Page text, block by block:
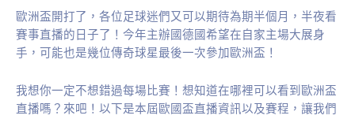
歐洲盃開打了，各位足球迷們又可以期待為期半個月，半夜看
賽事直播的日子了！今年主辦國德國希望在自家主場大展身
手，可能也是幾位傳奇球星最後一次參加歐洲盃！
我想你一定不想錯過每場比賽！想知道在哪裡可以看到歐洲盃
直播嗎？來吧！以下是本屆歐國盃直播資訊以及賽程，讓我們